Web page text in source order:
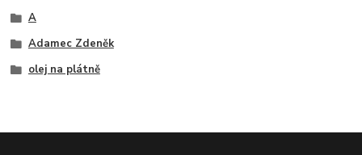
A
Adamec Zdeněk
olej na plátně